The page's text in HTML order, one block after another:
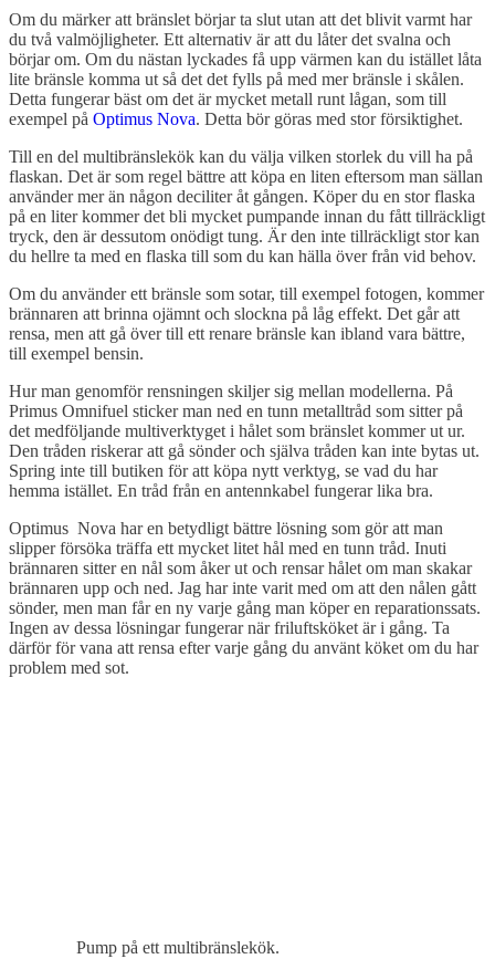
Om du märker att bränslet börjar ta slut utan att det blivit varmt har
du två valmöjligheter. Ett alternativ är att du låter det svalna och
börjar om. Om du nästan lyckades få upp värmen kan du istället låta
lite bränsle komma ut så det det fylls på med mer bränsle i skålen.
Detta fungerar bäst om det är mycket metall runt lågan, som till
exempel på Optimus Nova. Detta bör göras med stor försiktighet.
Till en del multibränslekök kan du välja vilken storlek du vill ha på
flaskan. Det är som regel bättre att köpa en liten eftersom man sällan
använder mer än någon deciliter åt gången. Köper du en stor flaska
på en liter kommer det bli mycket pumpande innan du fått tillräckligt
tryck, den är dessutom onödigt tung. Är den inte tillräckligt stor kan
du hellre ta med en flaska till som du kan hälla över från vid behov.
Om du använder ett bränsle som sotar, till exempel fotogen, kommer
brännaren att brinna ojämnt och slockna på låg effekt. Det går att
rensa, men att gå över till ett renare bränsle kan ibland vara bättre,
till exempel bensin.
Hur man genomför rensningen skiljer sig mellan modellerna. På
Primus Omnifuel sticker man ned en tunn metalltråd som sitter på
det medföljande multiverktyget i hålet som bränslet kommer ut ur.
Den tråden riskerar att gå sönder och själva tråden kan inte bytas ut.
Spring inte till butiken för att köpa nytt verktyg, se vad du har
hemma istället. En tråd från en antennkabel fungerar lika bra.
Optimus Nova har en betydligt bättre lösning som gör att man
slipper försöka träffa ett mycket litet hål med en tunn tråd. Inuti
brännaren sitter en nål som åker ut och rensar hålet om man skakar
brännaren upp och ned. Jag har inte varit med om att den nålen gått
sönder, men man får en ny varje gång man köper en reparationssats.
Ingen av dessa lösningar fungerar när friluftsköket är i gång. Ta
därför för vana att rensa efter varje gång du använt köket om du har
problem med sot.
Pump på ett multibränslekök.